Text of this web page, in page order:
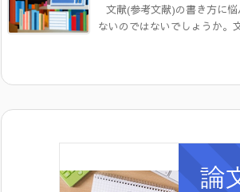
文献(参考文献)の書き方に
ないのではないでしょうか。